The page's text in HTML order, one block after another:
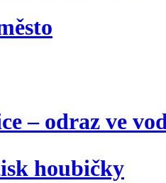
– odraz ve
houbičky